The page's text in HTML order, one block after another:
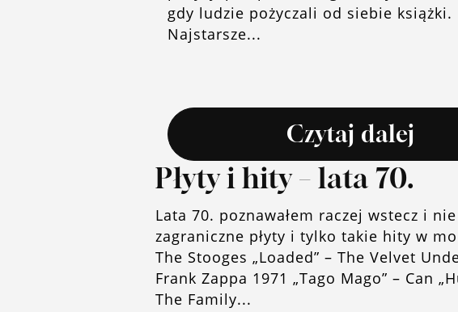
gdy ludzie pożyczali od siebie książki.
Najstarsze...
Czytaj dalej
Płyty i hity – lata 70.
Lata 70. poznawałem raczej wstecz i
zagraniczne płyty i tylko takie hity w
The Stooges „Loaded” – The Velvet
Frank Zappa 1971 „Tago Mago” – Can
The Family...